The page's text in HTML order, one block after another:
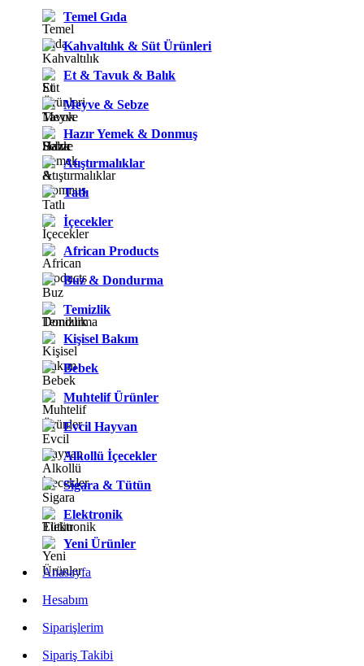
Temel Gıda
Kahvaltılık & Süt Ürünleri
Et & Tavuk & Balık
Meyve & Sebze
Hazır Yemek & Donmuş
Atıştırmalıklar
Tatlı
İçecekler
African Products
Buz & Dondurma
Temizlik
Kişisel Bakım
Bebek
Muhtelif Ürünler
Evcil Hayvan
Alkollü İçecekler
Sigara & Tütün
Elektronik
Yeni Ürünler
Anasayfa
Hesabım
Siparişlerim
Sipariş Takibi